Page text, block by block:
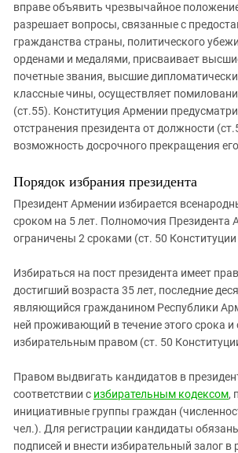
вправе объявить чрезвычайное
разрешает вопросы, связанные с
гражданства страны, политического
орденами и медалями, присваивает
почетные звания, высшие
классные чины, осуществляет
(ст.55). Конституция Армении
отстранения президента от должности
возможность досрочного прекращения
Порядок избрания президента
Президент Армении избирается
сроком на 5 лет. Полномочия Президента
ограничены 2 сроками (ст. 50
Избираться на пост президента имеет
достигший возраста 35 лет, последние
являющийся гражданином Республики
ней проживающий в течение этого срока
избирательным правом (ст. 50
Правом выдвигать кандидатов в
соответствии с избирательным кодексом,
инициативные группы граждан
чел.). Для регистрации кандидаты
подписей и внести избирательный залог в